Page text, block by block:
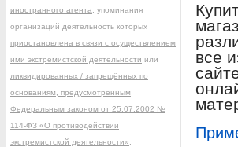
все
иностранного агента , упоминания
организаций деятельность которых
приостановлена в связи с осуществлением
ими экстремистской деятельности или
ликвидированных / запрещённых по
основаниям, предусмотренным
Федеральным законом от 25.07.2002 №
114-ФЗ «О противодействии
экстремистской деятельности»